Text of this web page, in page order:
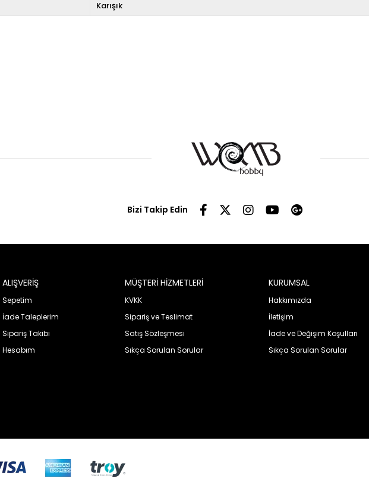
Karışık
Bizi Takip Edin
ALIŞVERİŞ
Sepetim
İade Taleplerim
Sipariş Takibi
Hesabım
MÜŞTERİ HİZMETLERİ
KVKK
Sipariş ve Teslimat
Satış Sözleşmesi
Sıkça Sorulan Sorular
KURUMSAL
Hakkımızda
İletişim
İade ve Değişim Koşulları
Sıkça Sorulan Sorular